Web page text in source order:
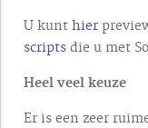
U kunt hier
scripts die u met
Heel veel keuze
Er is een zeer